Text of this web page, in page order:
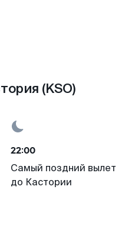
(KSO)
22:00
Самый поздний вылет
до Кастории